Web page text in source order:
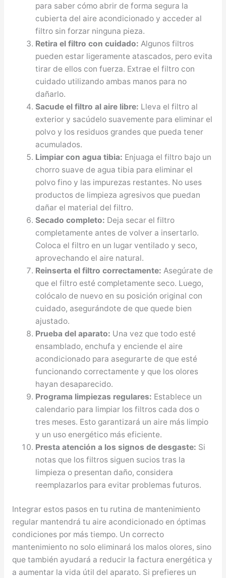
para saber cómo abrir de forma segura la
cubierta del aire acondicionado y acceder al
filtro sin forzar ninguna pieza.
Retira el filtro con cuidado: Algunos filtros
pueden estar ligeramente atascados, pero evita
tirar de ellos con fuerza. Extrae el filtro con
cuidado utilizando ambas manos para no
dañarlo.
Sacude el filtro al aire libre: Lleva el filtro al
exterior y sacúdelo suavemente para eliminar el
polvo y los residuos grandes que pueda tener
acumulados.
Limpiar con agua tibia: Enjuaga el filtro bajo un
chorro suave de agua tibia para eliminar el
polvo fino y las impurezas restantes. No uses
productos de limpieza agresivos que puedan
dañar el material del filtro.
Secado completo: Deja secar el filtro
completamente antes de volver a insertarlo.
Coloca el filtro en un lugar ventilado y seco,
aprovechando el aire natural.
Reinserta el filtro correctamente: Asegúrate de
que el filtro esté completamente seco. Luego,
colócalo de nuevo en su posición original con
cuidado, asegurándote de que quede bien
ajustado.
Prueba del aparato: Una vez que todo esté
ensamblado, enchufa y enciende el aire
acondicionado para asegurarte de que esté
funcionando correctamente y que los olores
hayan desaparecido.
Programa limpiezas regulares: Establece un
calendario para limpiar los filtros cada dos o
tres meses. Esto garantizará un aire más limpio
y un uso energético más eficiente.
Presta atención a los signos de desgaste: Si
notas que los filtros siguen sucios tras la
limpieza o presentan daño, considera
reemplazarlos para evitar problemas futuros.
Integrar estos pasos en tu rutina de mantenimiento
regular mantendrá tu aire acondicionado en óptimas
condiciones por más tiempo. Un correcto
mantenimiento no solo eliminará los malos olores, sino
que también ayudará a reducir la factura energética y
a aumentar la vida útil del aparato. Si prefieres un